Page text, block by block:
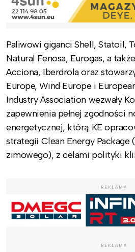
Paliwowi giganci Shell, Statoil,
Natural Fenosa, Eurogas, a
Acciona, Iberdrola oraz
Europe, Wind Europe i
Industry Association wezwały
zapewnienia pełnej zgodności
energetycznej, którą KE
strategii Clean Energy Package
zimowego), z celami polityki
REKLAMA
REKLAMA